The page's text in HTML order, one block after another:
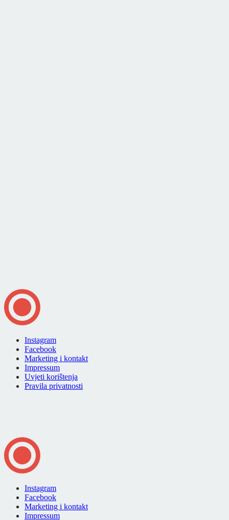
Instagram
Facebook
Marketing i kontakt
Impressum
Uvjeti korištenja
Pravila privatnosti
Instagram
Facebook
Marketing i kontakt
Impressum